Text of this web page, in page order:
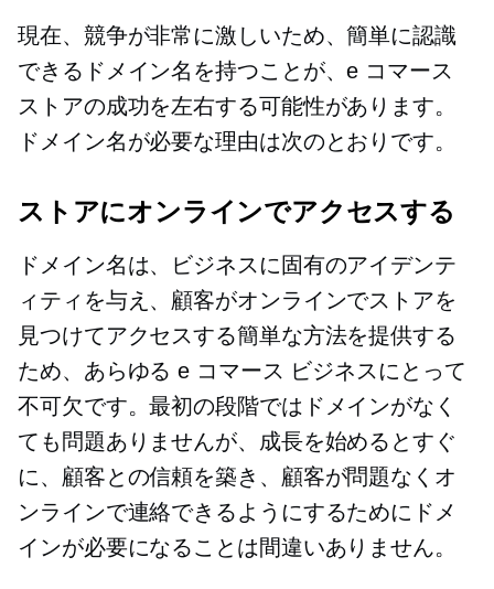
現在、競争が非常に激しいため、簡単に認識
できるドメイン名を持つことが、e コマース
ストアの成功を左右する可能性があります。
ドメイン名が必要な理由は次のとおりです。
ストアにオンラインでアクセスする
ドメイン名は、ビジネスに固有のアイデンテ
ィティを与え、顧客がオンラインでストアを
見つけてアクセスする簡単な方法を提供する
ため、あらゆる e コマース ビジネスにとって
不可欠です。最初の段階ではドメインがなく
ても問題ありませんが、成長を始めるとすぐ
に、顧客との信頼を築き、顧客が問題なくオ
ンラインで連絡できるようにするためにドメ
インが必要になることは間違いありません。